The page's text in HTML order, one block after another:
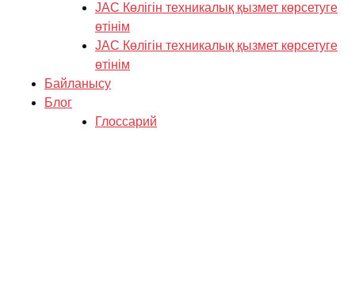
JAC Көлігін техникалық қызмет көрсетуге
өтінім
JAC Көлігін техникалық қызмет көрсетуге
өтінім
Байланысу
Блог
Глоссарий